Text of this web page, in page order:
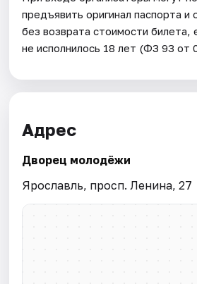
предъявить оригинал паспорта и
без возврата стоимости билета,
не исполнилось 18 лет (ФЗ 93 от
Адрес
Дворец молодёжи
Ярославль, просп. Ленина, 27